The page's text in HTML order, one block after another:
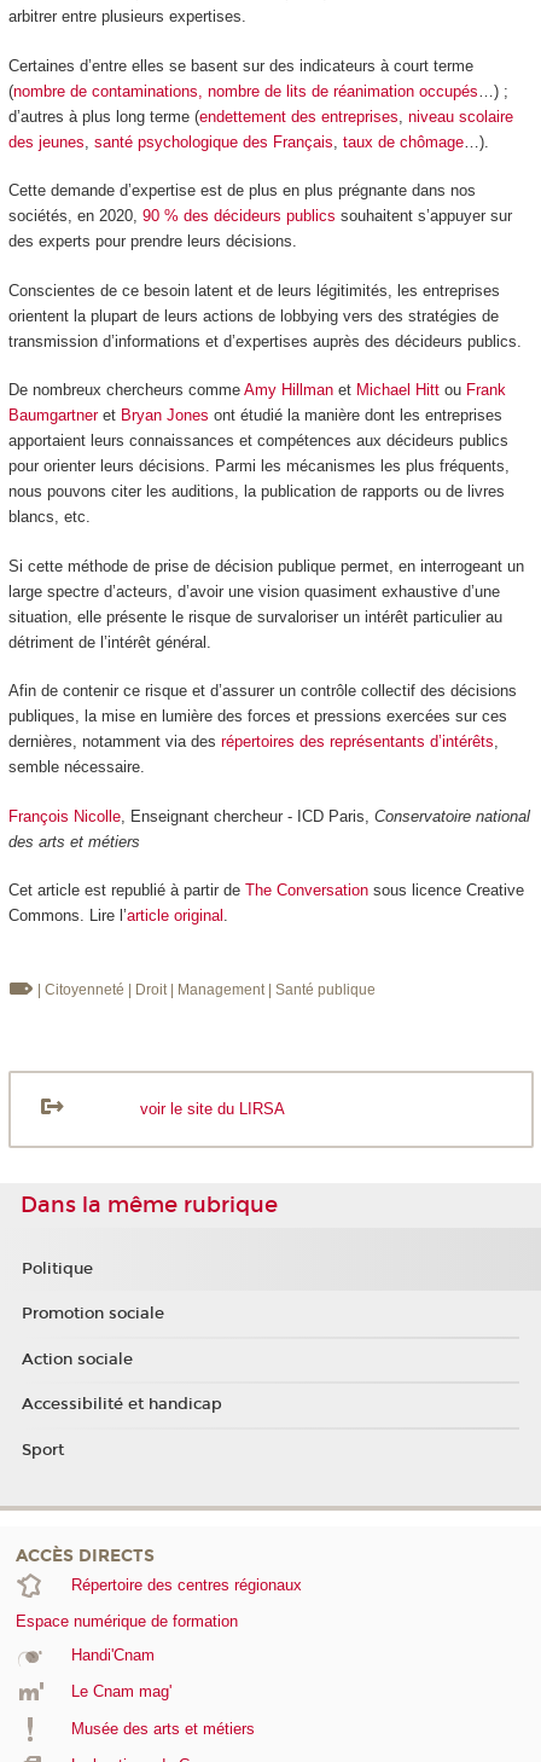
arbitrer entre plusieurs expertises.
Certaines d’entre elles se basent sur des indicateurs à court terme
(nombre de contaminations, nombre de lits de réanimation occupés …) ;
d’autres à plus long terme (endettement des entreprises niveau scolaire
des jeunes santé psychologique des Français taux de chômage…).
Cette demande d’expertise est de plus en plus prégnante dans nos
sociétés, en 2020, 90 % des décideurs publics souhaitent s’appuyer sur
des experts pour prendre leurs décisions.
Conscientes de ce besoin latent et de leurs légitimités, les entreprises
orientent la plupart de leurs actions de lobbying vers des stratégies de
transmission d’informations et d’expertises auprès des décideurs publics.
De nombreux chercheurs comme Amy Hillmanet Michael Hittou Frank
Baumgartneret Bryan Jones ont étudié la manière dont les entreprises
apportaient leurs connaissances et compétences aux décideurs publics
pour orienter leurs décisions. Parmi les mécanismes les plus fréquents,
nous pouvons citer les auditions, la publication de rapports ou de livres
blancs, etc.
Si cette méthode de prise de décision publique permet, en interrogeant un
large spectre d’acteurs, d’avoir une vision quasiment exhaustive d’une
situation, elle présente le risque de survaloriser un intérêt particulier au
détriment de l’intérêt général.
Afin de contenir ce risque et d’assurer un contrôle collectif des décisions
publiques, la mise en lumière des forces et pressions exercées sur ces
dernières, notamment via des répertoires des représentants d’intérêts,
semble nécessaire.
François Nicolle, Enseignant chercheur - ICD Paris, Conservatoire national
des arts et métiers
Cet article est republié à partir de The Conversationsous licence Creative
Commons. Lire l’article original .
| Citoyenneté | Droit | Management | Santé publique
voir le site du LIRSA
Dans la même rubrique
Politique
Promotion sociale
Action sociale
Accessibilité et handicap
Sport
ACCÈS DIRECTS
Répertoire des centres régionaux
Espace numérique de formation
Handi'Cnam
Le Cnam mag'
Musée des arts et métiers